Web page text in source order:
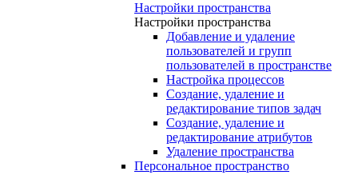
Настройки пространства
Настройки пространства
Добавление и удаление
пользователей и групп
пользователей в пространстве
Настройка процессов
Создание, удаление и
редактирование типов задач
Создание, удаление и
редактирование атрибутов
Удаление пространства
Персональное пространство